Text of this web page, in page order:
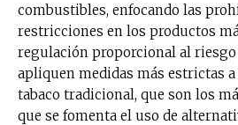
combustibles, enfocando las
restricciones en los productos
regulación proporcional al
apliquen medidas más estrictas
tabaco tradicional, que son los
que se fomenta el uso de